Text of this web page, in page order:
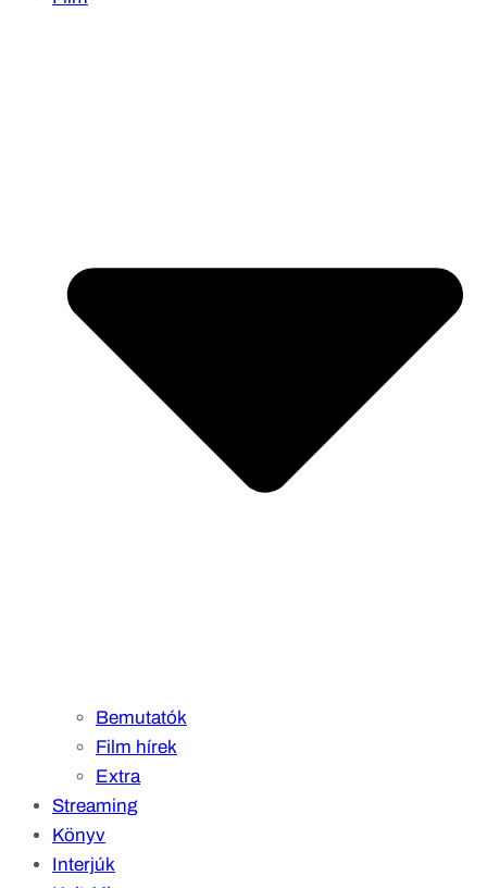
Bemutatók
Film hírek
Extra
Streaming
Könyv
Interjúk